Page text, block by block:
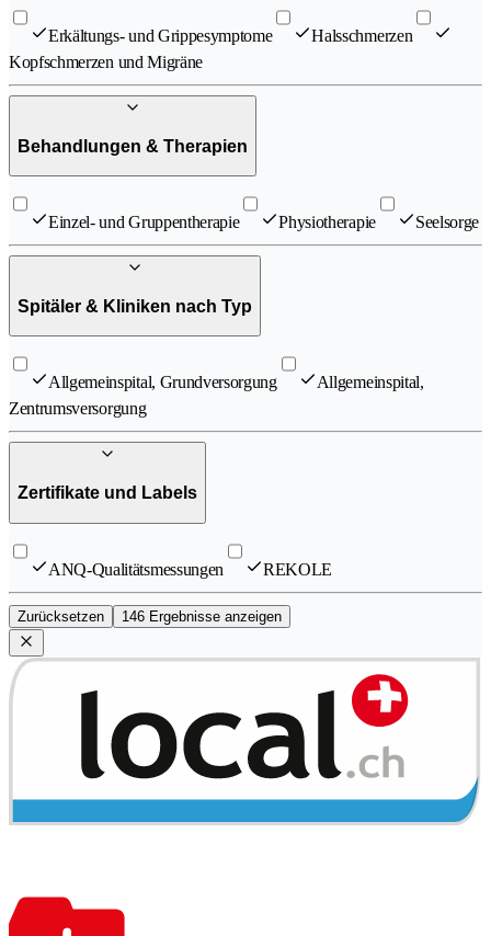
Erkältungs- und Grippesymptome
Halsschmerzen
Kopfschmerzen und Migräne
Behandlungen & Therapien
Einzel- und Gruppentherapie Physiotherapie Seelsorge
Spitäler & Kliniken nach Typ
Allgemeinspital, Grundversorgung
Allgemeinspital,
Zentrumsversorgung
Zertifikate und Labels
ANQ-Qualitätsmessungen REKOLE
Zurücksetzen 146 Ergebnisse anzeigen